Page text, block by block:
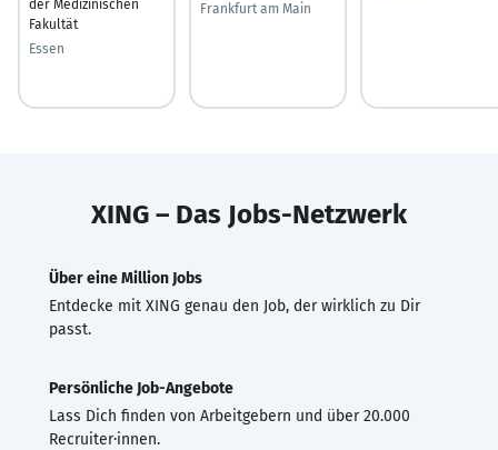
der Medizinischen
Fakultät
Essen
Frankfurt am Main
XING – Das Jobs-Netzwerk
Über eine Million Jobs
Entdecke mit XING genau den Job, der wirklich zu Dir
passt.
Persönliche Job-Angebote
Lass Dich finden von Arbeitgebern und über 20.000
Recruiter·innen.